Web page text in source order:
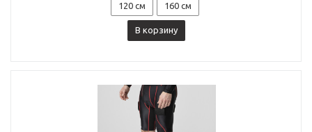
120 см 160 см
В корзину